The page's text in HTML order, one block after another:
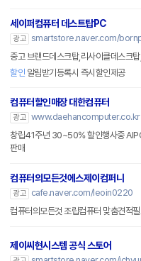
세이퍼컴퓨터 데스트탑PC
광고 smartstore.naver.com/
중고 브랜드데스크탑,리사이클데스크
할인 알림받기등록시 즉시할인제공
컴퓨터할인매장 대한컴퓨터
광고 www.daehancomputer.co.kr
창립41주년 30~50% 할인행사중 AIPC 50만에서 900만원까지
판매
컴퓨터의모든것에스제이컴퍼니
광고
cafe.naver.com/leoin0220
컴퓨터의모든것 조립컴퓨터 맞춤견적
제이씨현시스템 공식 스토어